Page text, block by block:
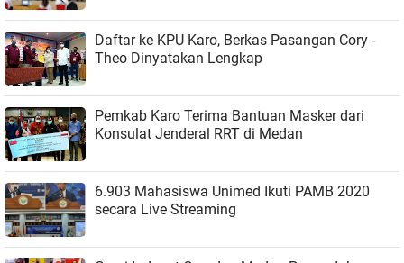
Daftar ke KPU Karo, Berkas Pasangan Cory -
Theo Dinyatakan Lengkap
Pemkab Karo Terima Bantuan Masker dari
Konsulat Jenderal RRT di Medan
6.903 Mahasiswa Unimed Ikuti PAMB 2020
secara Live Streaming